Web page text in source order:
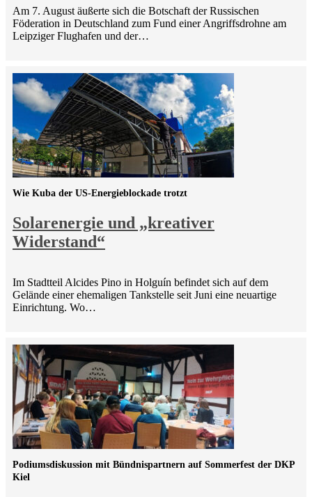
Am 7. August äußerte sich die Botschaft der Russischen
Föderation in Deutschland zum Fund einer Angriffsdrohne am
Leipziger Flughafen und der…
Solarenergie und „kreativer
Widerstand“
Wie Kuba der US-Energieblockade trotzt
Im Stadtteil Alcides Pino in Holguín befindet sich auf dem
Gelände einer ehemaligen Tankstelle seit Juni eine neuartige
Einrichtung. Wo…
Podiumsdiskussion mit Bündnispartnern auf Sommerfest der DKP
Kiel